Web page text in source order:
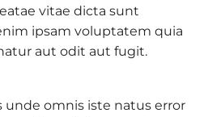
vitae dicta sunt
ipsam voluptatem quia
aut odit aut fugit.
unde omnis iste natus error